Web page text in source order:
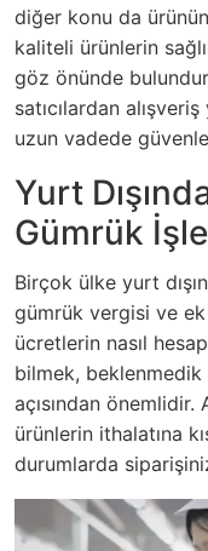
diğer konu da
kaliteli ürünlerin
göz önünde
satıcılardan
uzun vadede
Yurt
Gümrük
Birçok ülke yurt
gümrük vergisi ve
ücretlerin nasıl
bilmek, beklenmedik
açısından
ürünlerin ithalatına
durumlarda